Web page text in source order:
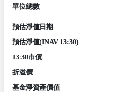
單位總數
預估淨值日期
預估淨值(INAV 13:30)
13:30市價
折溢價
基金淨資產價值